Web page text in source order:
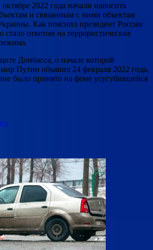
2022 года начали наносить
и связанным с ними объектам
Как пояснил президент России
ответом на террористические
Донбасса, о начале которой
Путин объявил 24 февраля 2022 года,
было принято на фоне усугубившейся